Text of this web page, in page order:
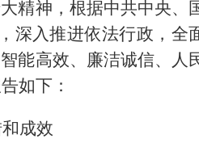
精神，根据中共中央、
深入推进依法行政，全
能高效、廉洁诚信、人
如下：
成效